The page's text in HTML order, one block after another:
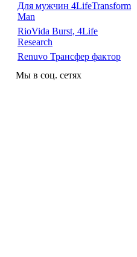
Для мужчин 4LifeTransform
Man
RioVida Burst, 4Life
Research
Renuvo Трансфер фактор
Мы в соц. сетях